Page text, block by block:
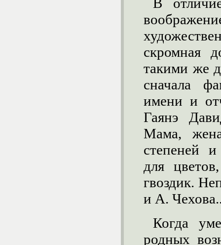
скромная
такими же
сначала
имени и
Гаянэ
Мама,
степеней
для
гвоздик.
и А.
Когда
родных